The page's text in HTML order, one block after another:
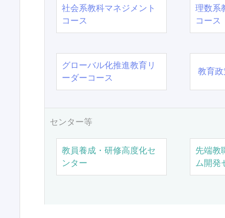
社会系教科マネジメント
コース
理数系
コース
グローバル化推進教育リ
ーダーコース
教育
センター等
教員養成・研修高度化セ
ンター
先端教
ム開発